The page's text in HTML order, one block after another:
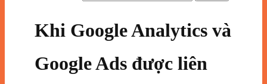
Khi Google Analytics và
Google Ads được liên